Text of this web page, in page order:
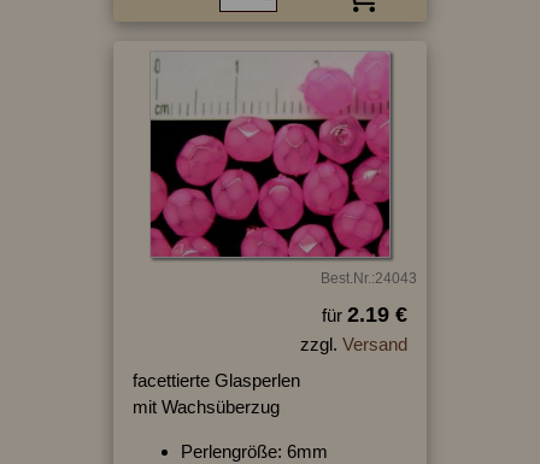
Best.Nr.:24043
für 2.19 €
zzgl. Versand
facettierte Glasperlen
mit Wachsüberzug
Perlengröße: 6mm